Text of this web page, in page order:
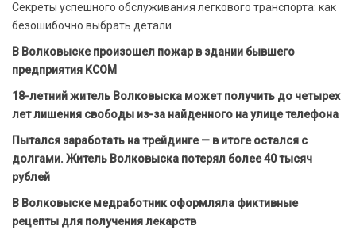
Секреты успешного обслуживания легкового транспорта: как
безошибочно выбрать детали
В Волковыске произошел пожар в здании бывшего
предприятия КСОМ
18-летний житель Волковыска может получить до четырех
лет лишения свободы из-за найденного на улице телефона
Пытался заработать на трейдинге — в итоге остался с
долгами. Житель Волковыска потерял более 40 тысяч
рублей
В Волковыске медработник оформляла фиктивные
рецепты для получения лекарств